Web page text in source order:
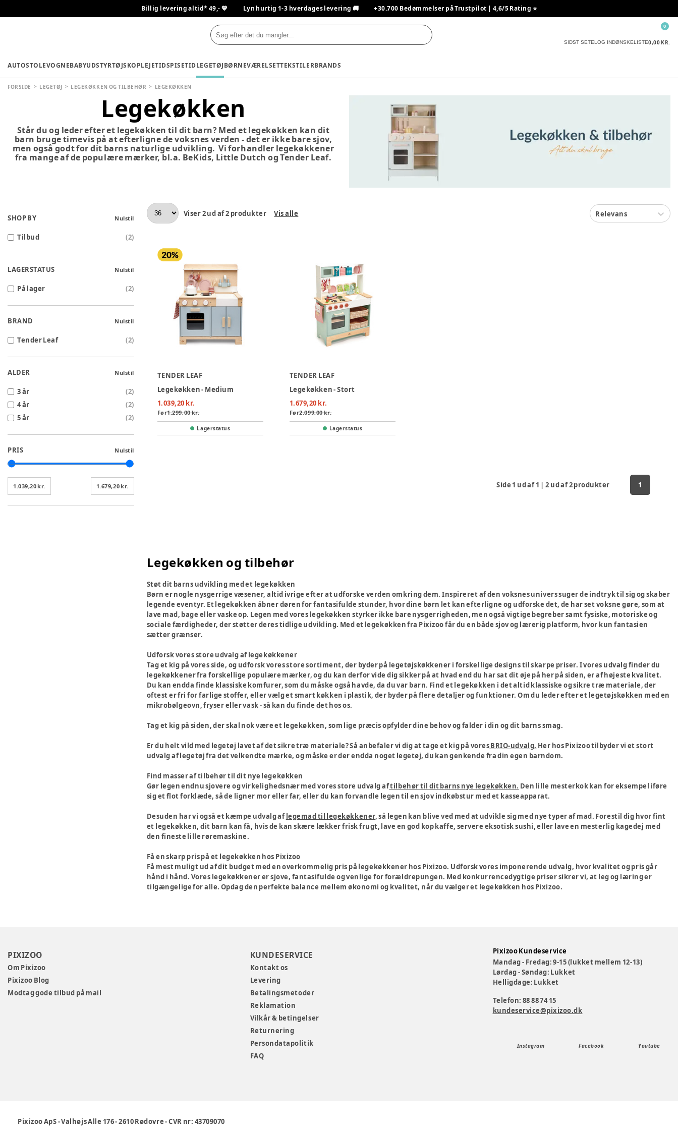
Billig levering altid* 49,- 💙 Lyn hurtig 1-3 hverdages levering 🚚 +30.700 Bedømmelser på Trustpilot | 4,6/5 Rating ⭐️
SIDST SETELOG INDØNSKELISTE0,00 KR.
0
AUTOSTOLEVOGNEBABYUDSTYRTØJSKOPLEJETIDSPISETIDLEGETØJBØRNEVÆRELSETTEKSTILERBRANDS
FORSIDE LEGETØJ LEGEKØKKEN OG TILBEHØR LEGEKØKKEN
Legekøkken
Står du og leder efter et legekøkken til dit barn? Med et legekøkken kan dit
barn bruge timevis på at efterligne de voksnes verden - det er ikke bare sjov,
men også godt for dit barns naturlige udvikling. Vi forhandler legekøkkener
fra mange af de populære mærker, bl.a. BeKids, Little Dutch og Tender Leaf.
SHOP BY Nulstil
Tilbud (2)
LAGERSTATUS Nulstil
På lager (2)
BRAND Nulstil
Tender Leaf (2)
ALDER Nulstil
3 år (2)
4 år
(2)
5 år
(2)
PRIS Nulstil
1.039,20 kr. 1.679,20 kr.
Viser2ud af2 produkter Vis alle Relevans
TENDER LEAF
Legekøkken - Medium
1.039,20 kr.
Før1.299,00 kr.
Lagerstatus
TENDER LEAF
Legekøkken - Stort
1.679,20 kr.
Før2.099,00 kr.
Lagerstatus
Side 1 ud af1 |2 ud af2produkter 1
Legekøkken og tilbehør
Støt dit barns udvikling med et legekøkken
Børn er nogle nysgerrige væsener, altid ivrige efter at udforske verden omkring dem. Inspireret af den voksnes univers suger de indtryk til sig og skaber
legende eventyr. Et legekøkken åbner døren for fantasifulde stunder, hvor dine børn let kan efterligne og udforske det, de har set voksne gøre, som at
lave mad, bage eller vaske op. Legen med vores legekøkken styrker ikke bare nysgerrigheden, men også vigtige begreber samt fysiske, motoriske og
sociale færdigheder, der støtter deres tidlige udvikling. Med et legekøkken fra Pixizoo får du en både sjov og lærerig platform, hvor kun fantasien
sætter grænser.
Udforsk vores store udvalg af legekøkkener
Tag et kig på vores side, og udforsk vores store sortiment, der byder på legetøjskøkkener i forskellige designs til skarpe priser. I vores udvalg finder du
legekøkkener fra forskellige populære mærker, og du kan derfor vide dig sikker på at hvad end du har sat dit øje på her på siden, er af højeste kvalitet.
Du kan endda finde klassiske komfurer, som du måske også havde, da du var barn. Find et legekøkken i det altid klassiske og sikre træ materiale, der
oftest er fri for farlige stoffer, eller vælg et smart køkken i plastik, der byder på flere detaljer og funktioner. Om du leder efter et legetøjskøkken med en
mikrobølgeovn, fryser eller vask - så kan du finde det hos os.
Tag et kig på siden, der skal nok være et legekøkken, som lige præcis opfylder dine behov og falder i din og dit barns smag.
Er du helt vild med legetøj lavet af det sikre træ materiale? Så anbefaler vi dig at tage et kig på voresBRIO-udvalg. Her hos Pixizoo tilbyder vi et stort
udvalg af legetøj fra det velkendte mærke, og måske er der endda noget legetøj, du kan genkende fra din egen barndom.
Find masser af tilbehør til dit nye legekøkken
Gør legen endnu sjovere og virkelighedsnær med vores store udvalg aftilbehør til dit barns nye legekøkken. Den lille mesterkok kan for eksempel iføre
sig et flot forklæde, så de ligner mor eller far, eller du kan forvandle legen til en sjov indkøbstur med et kasseapparat.
Desuden har vi også et kæmpe udvalg aflegemad til legekøkkener, så legen kan blive ved med at udvikle sig med nye typer af mad. Forestil dig hvor fint
et legekøkken, dit barn kan få, hvis de kan skære lækker frisk frugt, lave en god kop kaffe, servere eksotisk sushi, eller lave en mesterlig kagedej med
den fineste lille røremaskine.
Få en skarp pris på et legekøkken hos Pixizoo
Få mest muligt ud af dit budget med en overkommelig pris på legekøkkener hos Pixizoo. Udforsk vores imponerende udvalg, hvor kvalitet og pris går
hånd i hånd. Vores legekøkkener er sjove, fantasifulde og venlige for forældrepungen. Med konkurrencedygtige priser sikrer vi, at leg og læring er
tilgængelige for alle. Opdag den perfekte balance mellem økonomi og kvalitet, når du vælger et legekøkken hos Pixizoo.
PIXIZOO
Om Pixizoo
Pixizoo Blog
Modtag gode tilbud på mail
KUNDESERVICE
Kontakt os
Levering
Betalingsmetoder
Reklamation
Vilkår & betingelser
Returnering
Persondatapolitik
FAQ
Pixizoo Kundeservice
Mandag - Fredag: 9-15 (lukket mellem 12-13)
Lørdag - Søndag: Lukket
Helligdage: Lukket
Telefon: 88 88 74 15
kundeservice@pixizoo.dk
Instagram Facebook Youtube
Pixizoo ApS-Valhøjs Alle 176-2610 Rødovre-CVR nr: 43709070